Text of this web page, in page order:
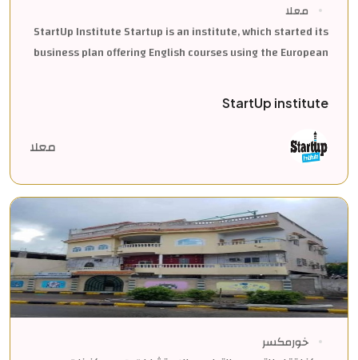
معلا
StartUp Institute Startup is an institute, which started its
business plan offering English courses using the European
StartUp institute
معلا
خورمكسر